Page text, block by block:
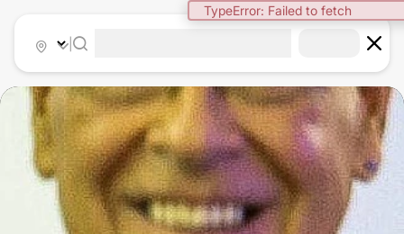
TypeError: Failed to fetch